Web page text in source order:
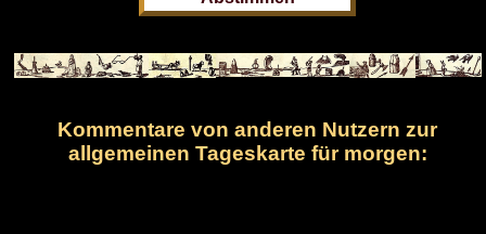
Kommentare von anderen Nutzern zur
allgemeinen Tageskarte für morgen: